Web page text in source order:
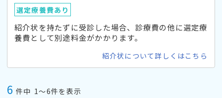
選定療養費あり
紹介状を持たずに受診した場合、診療費の他に選定療
養費として別途料金がかかります。
紹介状について詳しくはこちら
6 件中 1〜6件を表示